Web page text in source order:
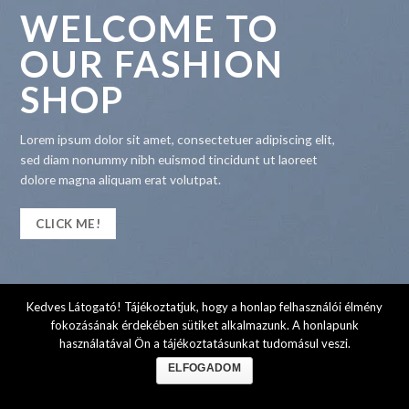
WELCOME TO
OUR FASHION
SHOP
Lorem ipsum dolor sit amet, consectetuer adipiscing elit,
sed diam nonummy nibh euismod tincidunt ut laoreet
dolore magna aliquam erat volutpat.
CLICK ME!
Kedves Látogató! Tájékoztatjuk, hogy a honlap felhasználói élmény
fokozásának érdekében sütiket alkalmazunk. A honlapunk
használatával Ön a tájékoztatásunkat tudomásul veszi.
ELFOGADOM